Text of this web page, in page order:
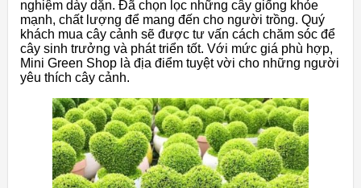
nghiệm dày dặn. Đã chọn lọc những cây giống khỏe
mạnh, chất lượng để mang đến cho người trồng. Quý
khách mua cây cảnh sẽ được tư vấn cách chăm sóc để
cây sinh trưởng và phát triển tốt. Với mức giá phù hợp,
Mini Green Shop là địa điểm tuyệt vời cho những người
yêu thích cây cảnh.